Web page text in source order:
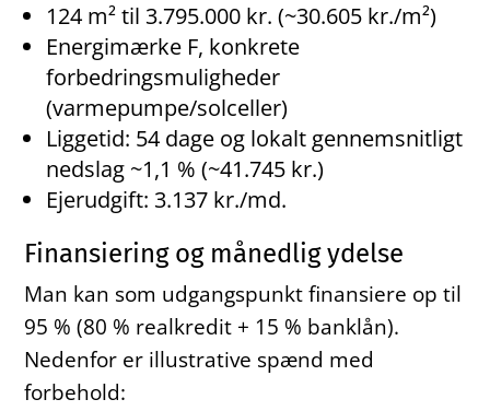
124 m² til 3.795.000 kr. (~30.605 kr./m²)
Energimærke F, konkrete
forbedringsmuligheder
(varmepumpe/solceller)
Liggetid: 54 dage og lokalt gennemsnitligt
nedslag ~1,1 % (~41.745 kr.)
Ejerudgift: 3.137 kr./md.
Finansiering og månedlig ydelse
Man kan som udgangspunkt finansiere op til
95 % (80 % realkredit + 15 % banklån).
Nedenfor er illustrative spænd med
forbehold: